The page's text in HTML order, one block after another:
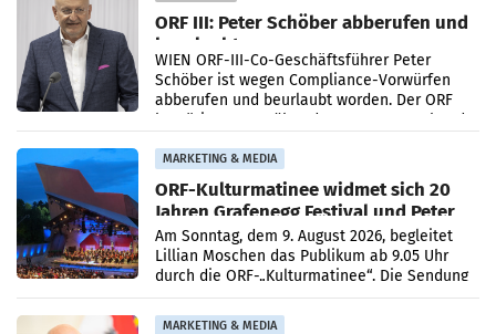
ORF III: Peter Schöber abberufen und
beurlaubt
WIEN ORF-III-Co-Geschäftsführer Peter
Schöber ist wegen Compliance-Vorwürfen
abberufen und beurlaubt worden. Der ORF
bestätigte gegenüber der APA entsprechende
MARKETING & MEDIA
ORF-Kulturmatinee widmet sich 20
Jahren Grafenegg Festival und Peter
Simonischek
Am Sonntag, dem 9. August 2026, begleitet
Lillian Moschen das Publikum ab 9.05 Uhr
durch die ORF-„Kulturmatinee“. Die Sendung
startet mit der Dokumentation „20 Jahre
Grafenegg
MARKETING & MEDIA